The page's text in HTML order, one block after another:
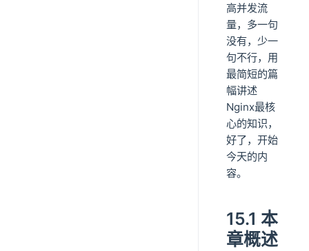
高并发流
量，多一句
没有，少一
句不行，用
最简短的篇
幅讲述
Nginx最核
心的知识，
好了，开始
今天的内
容。
15.1 本
章概述